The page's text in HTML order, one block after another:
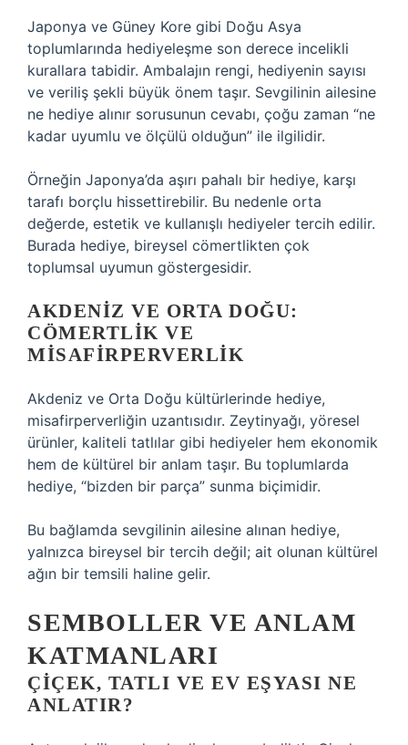
Japonya ve Güney Kore gibi Doğu Asya
toplumlarında hediyeleşme son derece incelikli
kurallara tabidir. Ambalajın rengi, hediyenin sayısı
ve veriliş şekli büyük önem taşır. Sevgilinin ailesine
ne hediye alınır sorusunun cevabı, çoğu zaman “ne
kadar uyumlu ve ölçülü olduğun” ile ilgilidir.
Örneğin Japonya’da aşırı pahalı bir hediye, karşı
tarafı borçlu hissettirebilir. Bu nedenle orta
değerde, estetik ve kullanışlı hediyeler tercih edilir.
Burada hediye, bireysel cömertlikten çok
toplumsal uyumun göstergesidir.
AKDENIZ VE ORTA DOĞU:
CÖMERTLIK VE
MISAFIRPERVERLIK
Akdeniz ve Orta Doğu kültürlerinde hediye,
misafirperverliğin uzantısıdır. Zeytinyağı, yöresel
ürünler, kaliteli tatlılar gibi hediyeler hem ekonomik
hem de kültürel bir anlam taşır. Bu toplumlarda
hediye, “bizden bir parça” sunma biçimidir.
Bu bağlamda sevgilinin ailesine alınan hediye,
yalnızca bireysel bir tercih değil; ait olunan kültürel
ağın bir temsili haline gelir.
SEMBOLLER VE ANLAM
KATMANLARI
ÇIÇEK, TATLI VE EV EŞYASI NE
ANLATIR?